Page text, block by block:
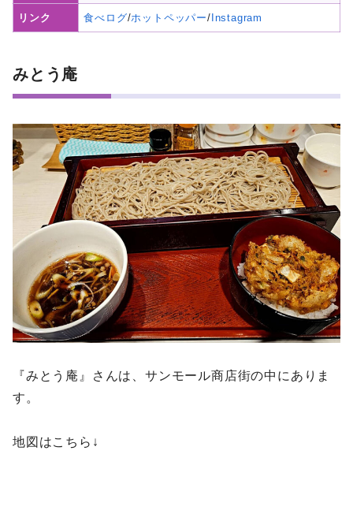
リンク 食べログ/ホットペッパー/ Instagram
みとう庵
『みとう庵』さんは、サンモール商店街の中にありま
す。
地図はこちら↓